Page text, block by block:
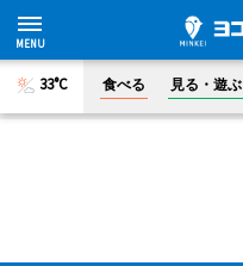
33°C 食べる 見る・遊ぶ